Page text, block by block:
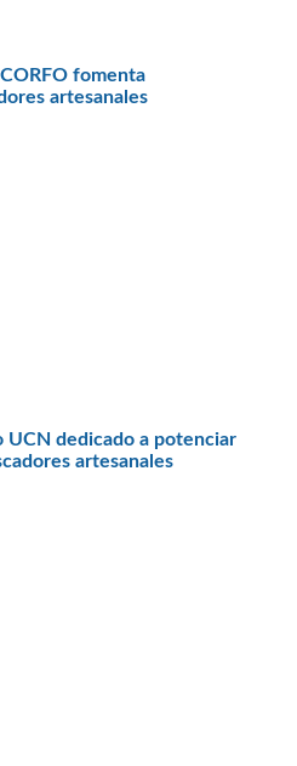
fomenta
artesanales
dedicado a potenciar
artesanales